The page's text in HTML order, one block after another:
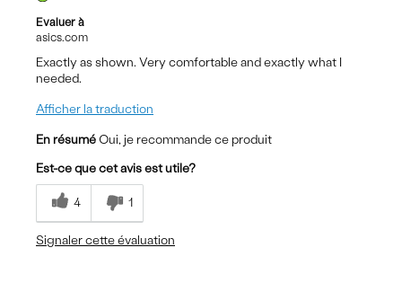
Evaluer à
asics.com
Exactly as shown. Very comfortable and exactly what I
needed.
Afficher la traduction
En résumé Oui, je recommande ce produit
Est-ce que cet avis est utile?
4 1
Signaler cette évaluation